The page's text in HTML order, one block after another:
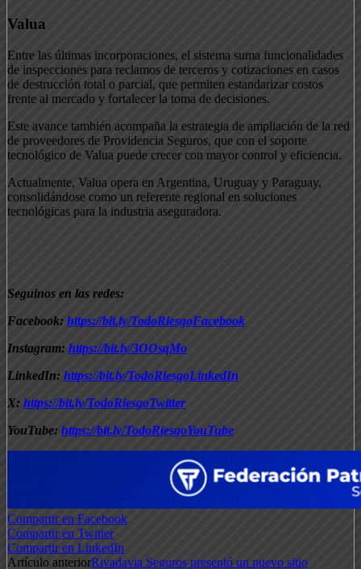
Valua
Entre las últimas incorporaciones, el sistema suma funcionalidades
de inspecciones para reclamos de terceros y cotizaciones en casos
de destrucción total o parcial, que permiten estandarizar costos
frente al mercado y fortalecer la toma de decisiones.
Este avance también acompaña la estrategia de ampliación de la red
de proveedores de Providencia Seguros, que con el soporte
tecnológico de Valua puede crecer con mayor control y eficiencia.
Actualmente, Valua opera en Argentina, Uruguay y Paraguay,
consolidándose como un referente regional en soluciones
tecnológicas para la industria aseguradora.
Seguinos en las redes:
Facebook: https://bit.ly/TodoRiesgoFacebook
Instagram: https://bit.ly/3OOsqMo
LinkedIn: https://bit.ly/TodoRiesgoLinkedIn
X: https://bit.ly/TodoRiesgoTwitter
YouTube: https://bit.ly/TodoRiesgoYouTube
Compartir en Facebook
Compartir en Twitter
Compartir en LinkedIn
Artículo anteriorRivadavia Seguros presentó un nuevo sitio